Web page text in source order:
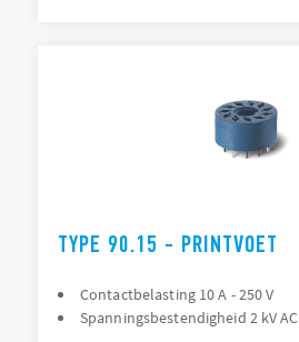
TYPE 90.15 - PRINTVOET
Contactbelasting 10 A - 250 V
Spanningsbestendigheid 2 kV AC